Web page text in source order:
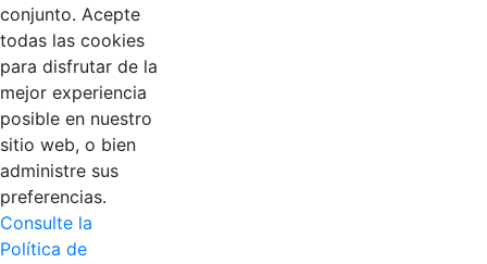
Línea Anticorrupción: +57(601) 492 64 00 Ext. 4
Política de privacidad y protección de datos personales
Política de derechos de autor
Términos y condiciones de uso
© Copyright 2026 - Todos los derechos reservados
Gobierno de Colombia
conjunto. Acepte
todas las cookies
para disfrutar de la
mejor experiencia
posible en nuestro
sitio web, o bien
administre sus
preferencias.
Consulte la
Política de